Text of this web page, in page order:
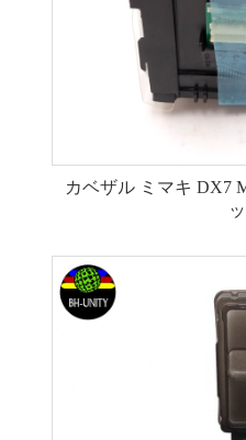
カベザル ミマキ DX7